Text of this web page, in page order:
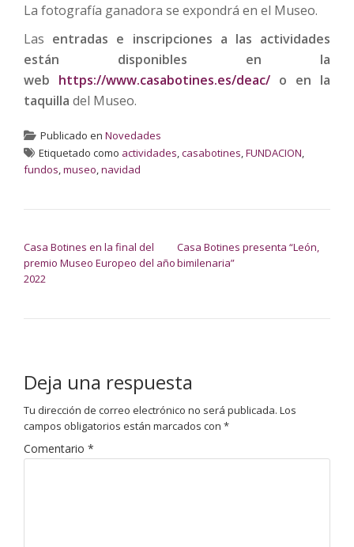
La fotografía ganadora se expondrá en el Museo.
Las entradas e inscripciones a las actividades
están disponibles en la
web https://www.casabotines.es/deac/ o en la
taquilla del Museo.
Publicado en Novedades
Etiquetado como actividades,casabotines,FUNDACION,
fundos,museo,navidad
Casa Botines en la final del
premio Museo Europeo del año
2022
Casa Botines presenta “León,
bimilenaria”
Deja una respuesta
Tu dirección de correo electrónico no será publicada. Los
campos obligatorios están marcados con *
Comentario *